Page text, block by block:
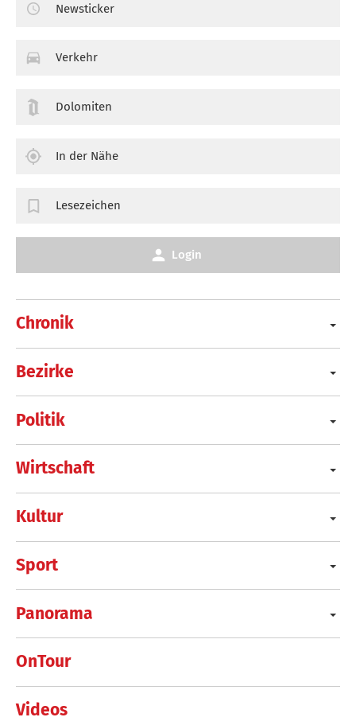
Chronik
Bezirke
Politik
Wirtschaft
Kultur
Sport
Panorama
OnTour
Videos
Newsticker
Verkehr
Dolomiten
In der Nähe
Lesezeichen
Login